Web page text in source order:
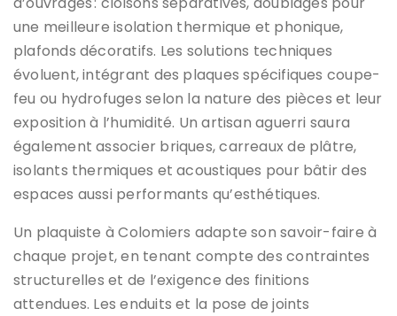
une meilleure isolation thermique et phonique,
plafonds décoratifs. Les solutions techniques
évoluent, intégrant des plaques spécifiques coupe-
feu ou hydrofuges selon la nature des pièces et leur
exposition à l’humidité. Un artisan aguerri saura
également associer briques, carreaux de plâtre,
isolants thermiques et acoustiques pour bâtir des
espaces aussi performants qu’esthétiques.
Un plaquiste à Colomiers adapte son savoir-faire à
chaque projet, en tenant compte des contraintes
structurelles et de l’exigence des finitions
attendues. Les enduits et la pose de joints